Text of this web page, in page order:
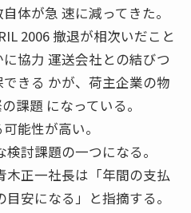
体が急 速に減ってきた。
2006 撤退が相次いだこと
協力 運送会社との結びつ
きる かが、荷主企業の物
課題 になっている。
能性が高い。
討課題の一つになる。
木正一社長は「年間の支払
安になる」と指摘する。